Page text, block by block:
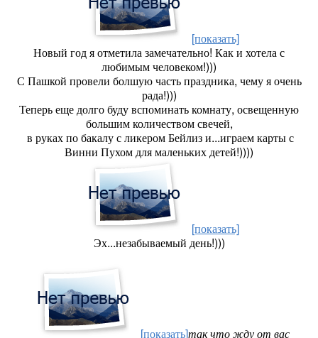
[показать]
Новый год я отметила замечательно! Как и хотела с
любимым человеком!)))
С Пашкой провели болшую часть праздника, чему я очень
рада!)))
Теперь еще долго буду вспоминать комнату, освещенную
большим количеством свечей,
в руках по бакалу с ликером Бейлиз и...играем карты с
Винни Пухом для маленьких детей!))))
[показать]
Эх...незабываемый день!)))
[показать]так что жду от вас